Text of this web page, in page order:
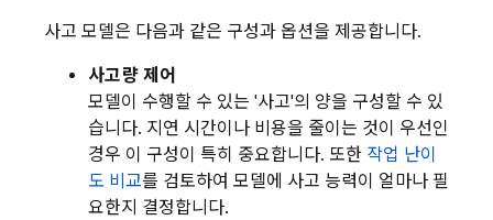
사고 모델은 다음과 같은 구성과 옵션을 제공합니다.
사고량 제어
모델이 수행할 수 있는 '사고'의 양을 구성할 수 있
습니다. 지연 시간이나 비용을 줄이는 것이 우선인
경우 이 구성이 특히 중요합니다. 또한 작업 난이
도 비교를 검토하여 모델에 사고 능력이 얼마나 필
요한지 결정합니다.